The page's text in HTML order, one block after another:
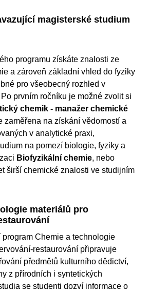
magisterské studium
programu získáte znalosti ze
a zároveň základní vhled do fyziky
pro všeobecný rozhled v
prvním ročníku je možné zvolit si
chemik - manažer chemické
zaměřena na získání vědomostí a
v analytické praxi,
na pomezí biologie, fyziky a
Biofyzikální chemie, nebo
širší chemické znalosti ve studijním
materiálů pro
Chemie a technologie
restaurování připravuje
předmětů kulturního dědictví,
z přírodních i syntetických
se studenti dozví informace o